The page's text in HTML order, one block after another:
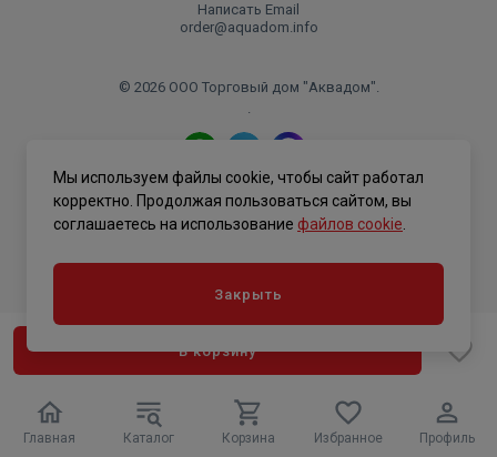
Главная Каталог Корзина Избранное Профиль
В корзину
Написать Email
order@aquadom.info
© 2026 ООО Торговый дом "Аквадом".
.
Политика конфиденциальности
Мы используем файлы cookie, чтобы сайт работал
корректно. Продолжая пользоваться сайтом, вы
соглашаетесь на использование файлов cookie
Закрыть